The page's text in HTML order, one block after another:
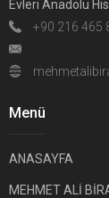
Evleri Anadolu
+90 216 465
Menü
ANASAYFA
MEHMET ALİ